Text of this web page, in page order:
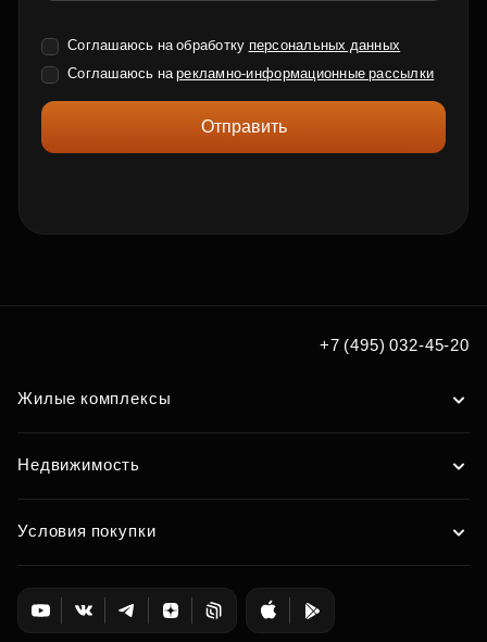
Соглашаюсь на обработку персональных данных
Соглашаюсь нарекламно-информационные рассылки
Отправить
+7 (495) 032-45-20
Жилые комплексы
Недвижимость
Условия покупки